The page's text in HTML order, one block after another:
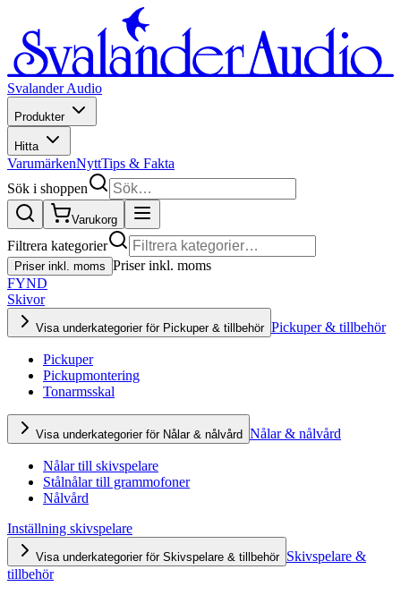
Svalander Audio
Produkter
Hitta
VarumärkenNyttTips & Fakta
Sök i shoppen
Varukorg
Filtrera kategorier
Priser inkl. moms Priser inkl. moms
FYND
Skivor
Visa underkategorier för Pickuper & tillbehör Pickuper & tillbehör
Pickuper
Pickupmontering
Tonarmsskal
Visa underkategorier för Nålar & nålvård Nålar & nålvård
Nålar till skivspelare
Stålnålar till grammofoner
Nålvård
Inställning skivspelare
Visa underkategorier för Skivspelare & tillbehör Skivspelare &
tillbehör